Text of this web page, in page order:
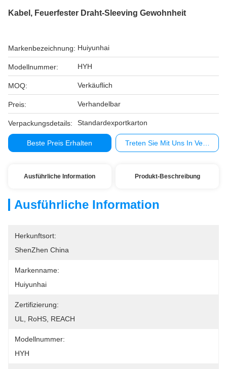
Kabel, Feuerfester Draht-Sleeving Gewohnheit
Markenbezeichnung: Huiyunhai
Modellnummer: HYH
MOQ: Verkäuflich
Preis: Verhandelbar
Verpackungsdetails: Standardexportkarton
Beste Preis Erhalten Treten Sie Mit Uns In
Ausführliche Information Produkt-Beschreibung
Ausführliche Information
Herkunftsort:
ShenZhen China
Markenname:
Huiyunhai
Zertifizierung:
UL, RoHS, REACH
Modellnummer:
HYH